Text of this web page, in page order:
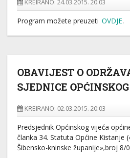
KREIRANO: 24.03.2015. 20:03
Program možete preuzeti OVDJE.
OBAVIJEST O
SJEDNICE
KREIRANO: 02.03.2015. 20:03
Predsjednik Općinskog vijeća
članka 34. Statuta Općine Kistanje
Šibensko-kninske županije»,broj 8/